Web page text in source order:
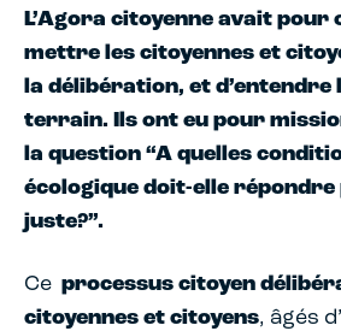
L’Agora citoyenne avait pour
mettre les citoyennes et
la délibération, et
terrain. Ils ont eu pour
la question “A quelles
écologique doit-elle
juste?”.
Ce processus citoyen
citoyennes et citoyens, âgés